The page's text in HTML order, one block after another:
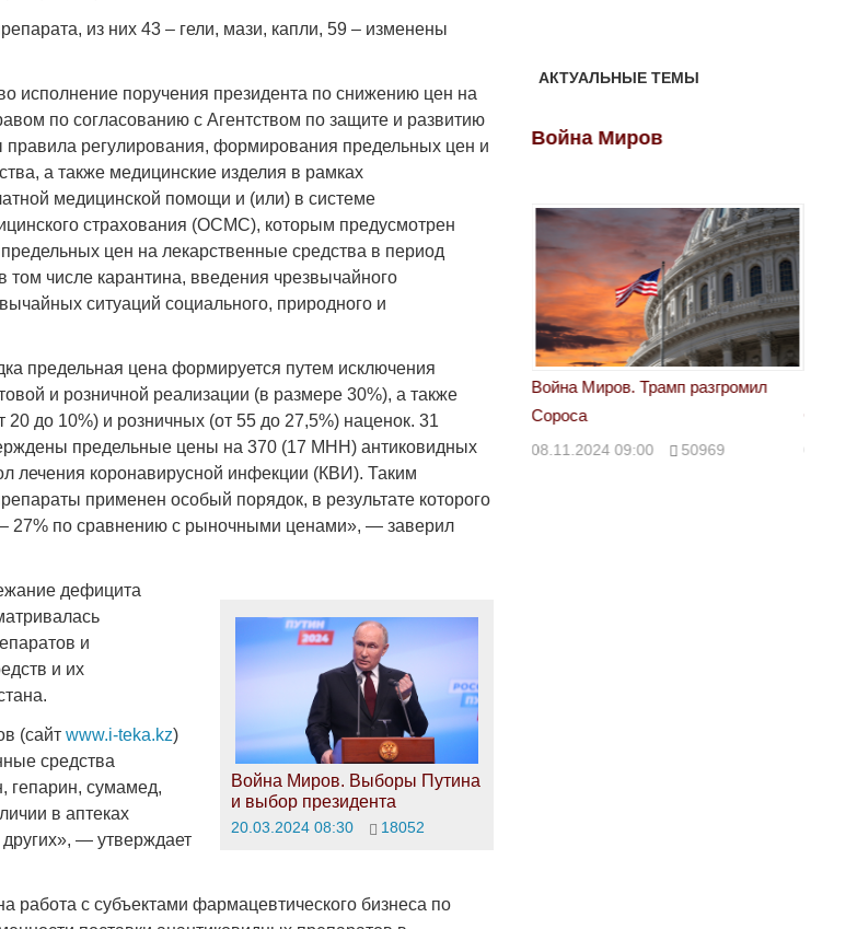
из них 43 – гели, мази, капли, 59 – изменены
исполнение поручения президента по снижению цен на
по согласованию с Агентством по защите и развитию
регулирования, формирования предельных цен и
а также медицинские изделия в рамках
медицинской помощи и (или) в системе
страхования (ОСМС), которым предусмотрен
цен на лекарственные средства в период
том числе карантина, введения чрезвычайного
ситуаций социального, природного и
предельная цена формируется путем исключения
и розничной реализации (в размере 30%), а также
до 10%) и розничных (от 55 до 27,5%) наценок. 31
предельные цены на 370 (17 МНН) антиковидных
лечения коронавирусной инфекции (КВИ). Таким
применен особый порядок, в результате которого
27% по сравнению с рыночными ценами», — заверил
Война Миров. Выборы Путина
и выбор президента
20.03.2024 08:30 18052
дефицита
и
и их
(сайтwww.i-teka.kz)
средства
гепарин, сумамед,
в аптеках
— утверждает
работа с субъектами фармацевтического бизнеса по
АКТУАЛЬНЫЕ ТЕМЫ
Война Миров
Война Миров. Трамп разгромил
Сороса
08.11.2024 09:00 50969
Война Миров
Война Миров. Трамп разгромил
Сороса
08.11.2024 09:00 50969